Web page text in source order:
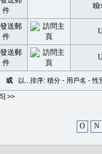
或 以...排序: 積分 - 用戶名 -性
>>
O N